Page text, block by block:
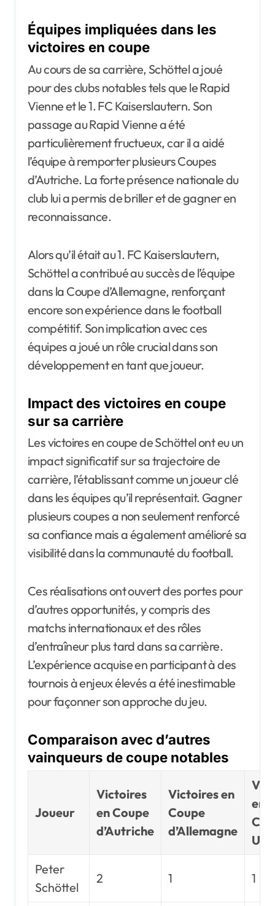
Équipes impliquées dans les
victoires en coupe
Au cours de sa carrière, Schöttel a joué
pour des clubs notables tels que le Rapid
Vienne et le 1. FC Kaiserslautern. Son
passage au Rapid Vienne a été
particulièrement fructueux, car il a aidé
l’équipe à remporter plusieurs Coupes
d’Autriche. La forte présence nationale du
club lui a permis de briller et de gagner en
reconnaissance.
Alors qu’il était au 1. FC Kaiserslautern,
Schöttel a contribué au succès de l’équipe
dans la Coupe d’Allemagne, renforçant
encore son expérience dans le football
compétitif. Son implication avec ces
équipes a joué un rôle crucial dans son
développement en tant que joueur.
Impact des victoires en coupe
sur sa carrière
Les victoires en coupe de Schöttel ont eu un
impact significatif sur sa trajectoire de
carrière, l’établissant comme un joueur clé
dans les équipes qu’il représentait. Gagner
plusieurs coupes a non seulement renforcé
sa confiance mais a également amélioré sa
visibilité dans la communauté du football.
Ces réalisations ont ouvert des portes pour
d’autres opportunités, y compris des
matchs internationaux et des rôles
d’entraîneur plus tard dans sa carrière.
L’expérience acquise en participant à des
tournois à enjeux élevés a été inestimable
pour façonner son approche du jeu.
Comparaison avec d’autres
vainqueurs de coupe notables
Joueur
Victoires
en Coupe
d’Autriche
Victoires en
Coupe
d’Allemagne
en
Peter
Schöttel
2 1 1